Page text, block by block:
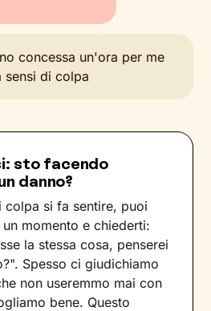
concessa un'ora per me
sensi di colpa
sto facendo
danno?
colpa si fa sentire, puoi
momento e chiederti:
la stessa cosa, penserei
Spesso ci giudichiamo
non useremmo mai con
bene. Questo